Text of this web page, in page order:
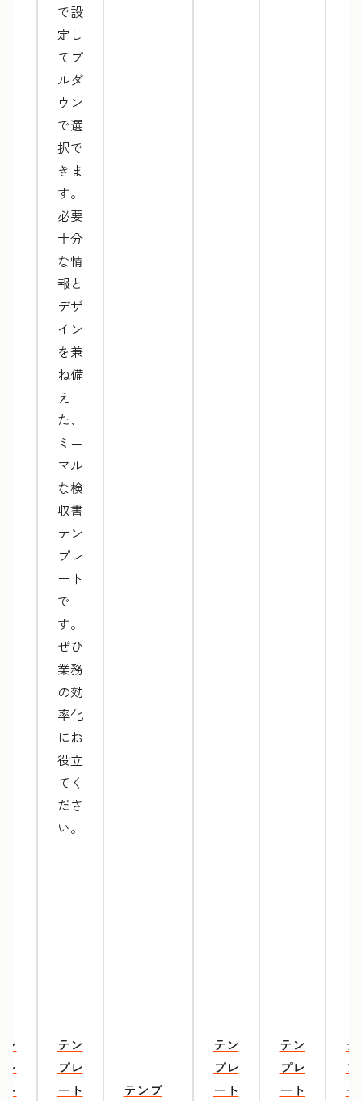
で設
定し
てプ
ルダ
ウン
で選
択で
きま
す。
必要
十分
な情
報と
デザ
イン
を兼
ね備
え
た、
ミニ
マル
な検
収書
テン
プレ
ート
で
す。
ぜひ
業務
の効
率化
にお
役立
てく
ださ
い。
テン
プレ
ート
テンプ
テン
プレ
ート
テン
プレ
ート